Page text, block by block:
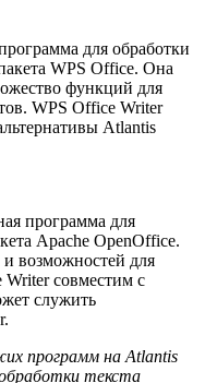
для обработки
WPS Office. Она
функций для
WPS Office Writer
Atlantis
программа для
Apache OpenOffice.
возможностей для
Writer совместим с
служить
программ на Atlantis
текста